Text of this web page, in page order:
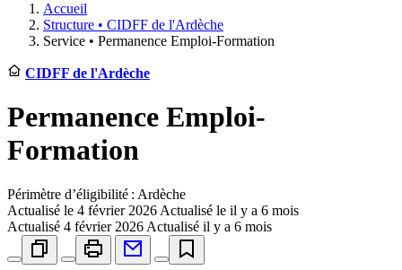
Accueil
Structure • CIDFF de l'Ardèche
Service • Permanence Emploi-Formation
CIDFF de l'Ardèche
Permanence Emploi-
Formation
Périmètre d’éligibilité : Ardèche
Actualisé le 4 février 2026 Actualisé le il y a 6 mois
Actualisé 4 février 2026 Actualisé il y a 6 mois